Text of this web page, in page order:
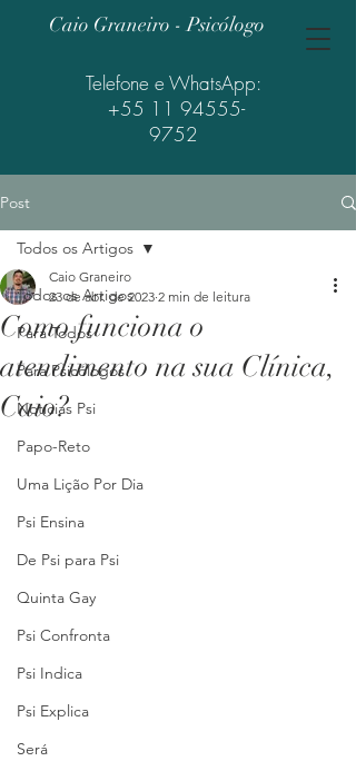
Caio Graneiro - Psicólogo
Telefone e WhatsApp:
+55 11 94555-
9752
Post
Todos os Artigos
Para Todos
Para Psicólogos
Notícias Psi
Papo-Reto
Uma Lição Por Dia
Psi Ensina
De Psi para Psi
Quinta Gay
Psi Confronta
Psi Indica
Psi Explica
Será
Todos os Artigos
Como funciona o
atendimento na sua Clínica,
Caio?
Caio Graneiro
23 de abr. de 2023 2 min de leitura